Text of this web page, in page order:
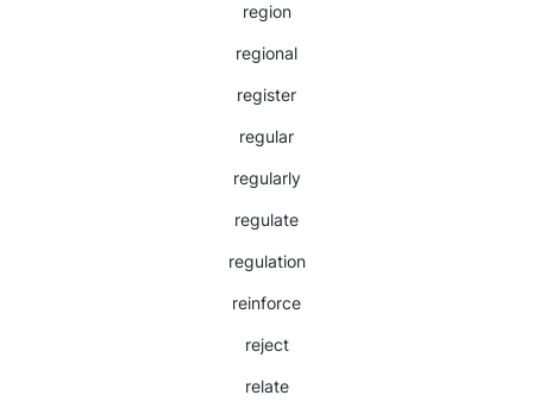
region
regional
register
regular
regularly
regulate
regulation
reinforce
reject
relate